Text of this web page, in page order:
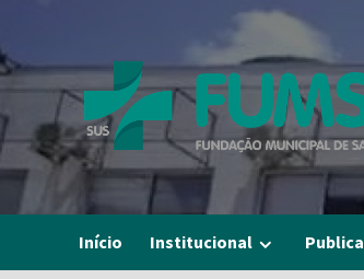
content
Início Institucional